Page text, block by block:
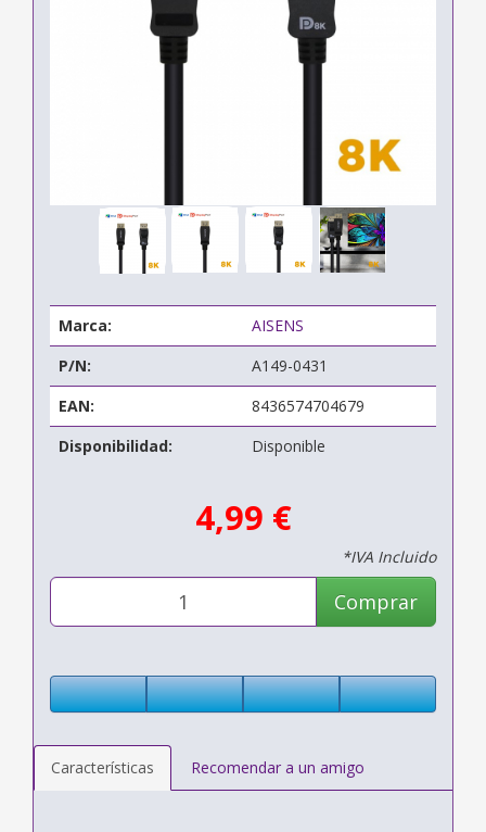
Marca:
AISENS
P/N:
A149-0431
EAN:
8436574704679
Disponibilidad:
Disponible
4,99 €
*IVA Incluido
Comprar
Características Recomendar a un amigo